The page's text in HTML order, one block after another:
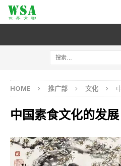
HOME 推广部 文化
中国素食文化的发展